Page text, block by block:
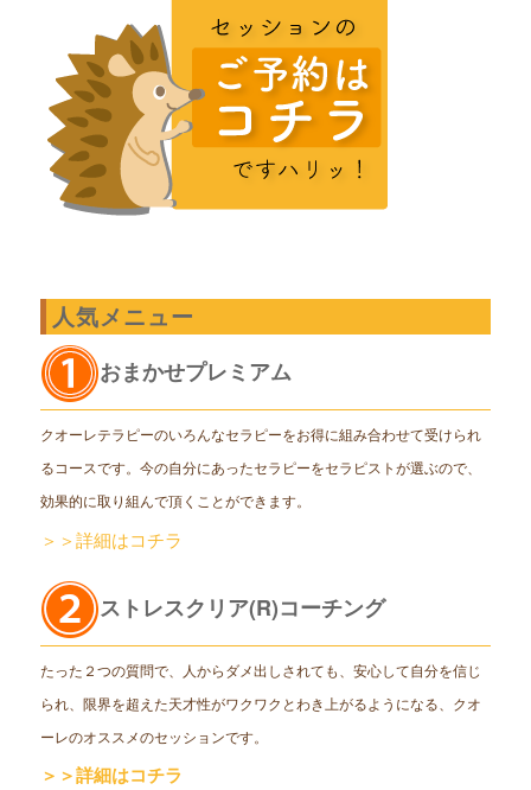
人気メニュー
おまかせプレミアム
クオーレテラピーのいろんなセラピーをお得に組み合わせて受けられ
るコースです。今の自分にあったセラピーをセラピストが選ぶので、
効果的に取り組んで頂くことができます。
＞＞詳細はコチラ
ストレスクリア(R)コーチング
たった２つの質問で、人からダメ出しされても、安心して自分を信じ
られ、限界を超えた天才性がワクワクとわき上がるようになる、クオ
ーレのオススメのセッションです。
＞＞詳細はコチラ